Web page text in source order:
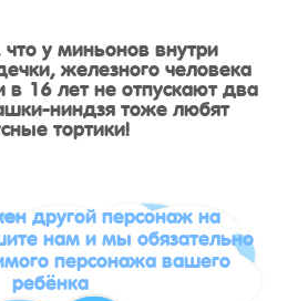
у миньонов внутри
железного человека
16 лет не отпускают два
ниндзя тоже любят
тортики!
другой персонаж на
нам и мы обязательно
персонажа вашего
ребёнка